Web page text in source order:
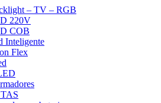
– TV – RGB
220V
COB
Inteligente
Flex